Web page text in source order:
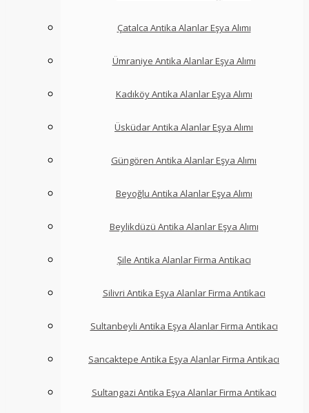
Çatalca Antika Alanlar Eşya Alımı
Ümraniye Antika Alanlar Eşya Alımı
Kadıköy Antika Alanlar Eşya Alımı
Üsküdar Antika Alanlar Eşya Alımı
Güngören Antika Alanlar Eşya Alımı
Beyoğlu Antika Alanlar Eşya Alımı
Beylikdüzü Antika Alanlar Eşya Alımı
Şile Antika Alanlar Firma Antikacı
Silivri Antika Eşya Alanlar Firma Antikacı
Sultanbeyli Antika Eşya Alanlar Firma Antikacı
Sancaktepe Antika Eşya Alanlar Firma Antikacı
Sultangazi Antika Eşya Alanlar Firma Antikacı